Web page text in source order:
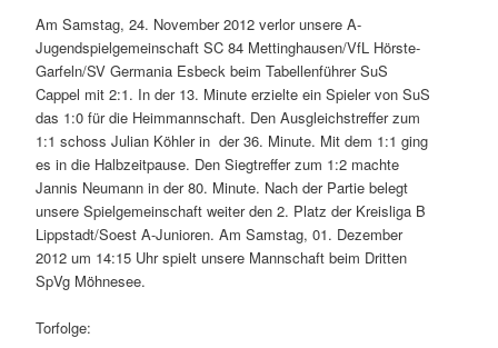
Am Samstag, 24. November 2012 verlor unsere A-
Jugendspielgemeinschaft SC 84 Mettinghausen/VfL Hörste-
Garfeln/SV Germania Esbeck beim Tabellenführer SuS
Cappel mit 2:1. In der 13. Minute erzielte ein Spieler von SuS
das 1:0 für die Heimmannschaft. Den Ausgleichstreffer zum
1:1 schoss Julian Köhler in der 36. Minute. Mit dem 1:1 ging
es in die Halbzeitpause. Den Siegtreffer zum 1:2 machte
Jannis Neumann in der 80. Minute. Nach der Partie belegt
unsere Spielgemeinschaft weiter den 2. Platz der Kreisliga B
Lippstadt/Soest A-Junioren. Am Samstag, 01. Dezember
2012 um 14:15 Uhr spielt unsere Mannschaft beim Dritten
SpVg Möhnesee.
Torfolge: